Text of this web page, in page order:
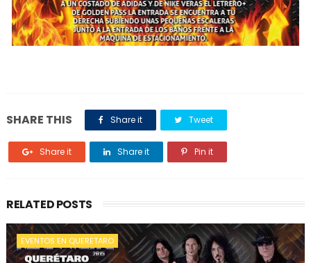
SHARE THIS Share it Tweet
Share it Share it Pin it
RELATED POSTS
EVENTOS EN QUERETARO